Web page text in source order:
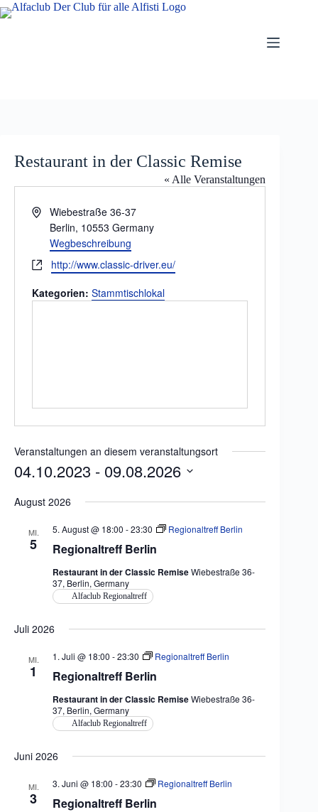
Zum
Inhalt
Restaurant in der Classic Remise
« Alle Veranstaltungen
A
e
s
s
e
Wiebestraße 36-37
Berlin, 10553 Germany
Wegbeschreibung
W
b
http://www.classic-driver.eu/
Kategorien: Stammtischlokal
Veranstaltungen an diesem veranstaltungsort
04.10.2023 - 09.08.2026
a
August 2026
MI.
5 Regionaltreff Berlin
5. August @ 18:00 -23:30 Regionaltreff Berlin
Restaurant in der Classic RemiseWiebestraße 36-
37, Berlin, Germany
Alfaclub Regionaltreff
Juli 2026
MI.
1 Regionaltreff Berlin
1. Juli @ 18:00 -23:30 Regionaltreff Berlin
Restaurant in der Classic RemiseWiebestraße 36-
37, Berlin, Germany
Alfaclub Regionaltreff
Juni 2026
MI.
3 Regionaltreff Berlin
3. Juni @ 18:00 -23:30 Regionaltreff Berlin